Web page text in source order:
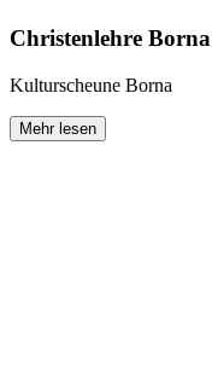
Christenlehre Borna
Kulturscheune Borna
Mehr lesen